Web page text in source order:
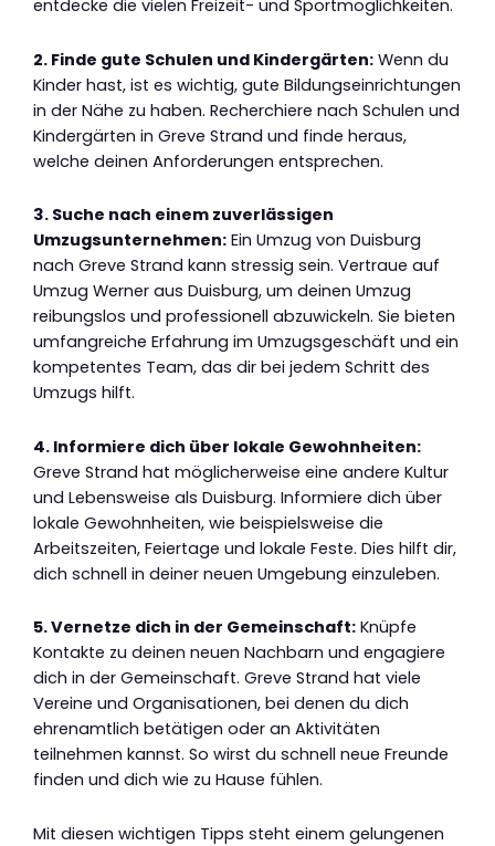
entdecke die vielen Freizeit- und Sportmöglichkeiten.
2. Finde gute Schulen und Kindergärten: Wenn du
Kinder hast, ist es wichtig, gute Bildungseinrichtungen
in der Nähe zu haben. Recherchiere nach Schulen und
Kindergärten in Greve Strand und finde heraus,
welche deinen Anforderungen entsprechen.
3. Suche nach einem zuverlässigen
Umzugsunternehmen: Ein Umzug von Duisburg
nach Greve Strand kann stressig sein. Vertraue auf
Umzug Werner aus Duisburg, um deinen Umzug
reibungslos und professionell abzuwickeln. Sie bieten
umfangreiche Erfahrung im Umzugsgeschäft und ein
kompetentes Team, das dir bei jedem Schritt des
Umzugs hilft.
4. Informiere dich über lokale Gewohnheiten:
Greve Strand hat möglicherweise eine andere Kultur
und Lebensweise als Duisburg. Informiere dich über
lokale Gewohnheiten, wie beispielsweise die
Arbeitszeiten, Feiertage und lokale Feste. Dies hilft dir,
dich schnell in deiner neuen Umgebung einzuleben.
5. Vernetze dich in der Gemeinschaft: Knüpfe
Kontakte zu deinen neuen Nachbarn und engagiere
dich in der Gemeinschaft. Greve Strand hat viele
Vereine und Organisationen, bei denen du dich
ehrenamtlich betätigen oder an Aktivitäten
teilnehmen kannst. So wirst du schnell neue Freunde
finden und dich wie zu Hause fühlen.
Mit diesen wichtigen Tipps steht einem gelungenen